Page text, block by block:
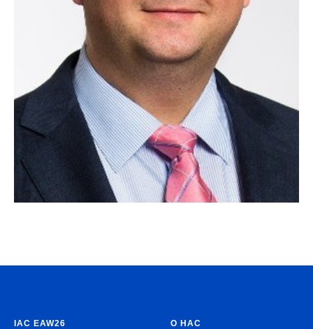
IAC EAW26 О НАС